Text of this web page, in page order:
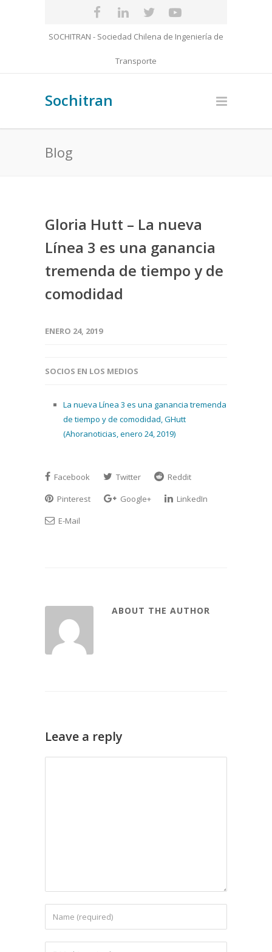
SOCHITRAN - Sociedad Chilena de Ingeniería de
Transporte
Sochitran
Blog
Gloria Hutt – La nueva
Línea 3 es una ganancia
tremenda de tiempo y de
comodidad
ENERO 24, 2019
SOCIOS EN LOS MEDIOS
La nueva Línea 3 es una ganancia tremenda
de tiempo y de comodidad, GHutt
(Ahoranoticias, enero 24, 2019)
Facebook Twitter
Reddit
Pinterest
Google+
LinkedIn
E-Mail
ABOUT THE AUTHOR
Leave a reply